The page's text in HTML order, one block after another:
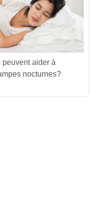
aider à
nocturnes?